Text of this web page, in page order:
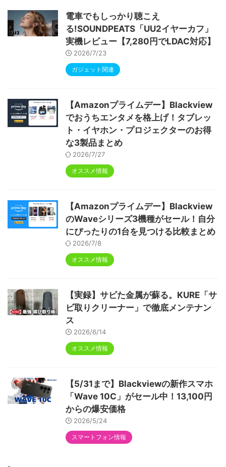
RGBライト 児童守護 IPS画面 日本語説明書
電車でもしっかり聴こえ
る!SOUNDPEATS「UU2イヤーカフ」
実機レビュー【7,280円でLDAC対応】
2026/7/23
ガジェット関連
【Amazonプライムデー】Blackview
でおうちエンタメを格上げ！タブレッ
ト・イヤホン・プロジェクターのお得
な3製品まとめ
2026/7/27
オススメ情報
【Amazonプライムデー】Blackview
のWaveシリーズ3機種がセール！自分
にぴったりの1台を見つける比較まとめ
2026/7/8
オススメ情報
【実録】サビた金属が蘇る。KURE「サ
ビ取りクリーナー」で徹底メンテナン
ス
2026/6/14
オススメ情報
【5/31まで】Blackviewの新作スマホ
「Wave 10C」がセール中！13,100円
からの爆安価格
2026/5/24
スマートフォン情報